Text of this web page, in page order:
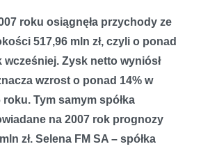
roku osiągnęła przychody ze
517,96 mln zł, czyli o ponad
wcześniej. Zysk netto wyniósł
wzrost o ponad 14% w
Tym samym spółka
na 2007 rok prognozy
zł. Selena FM SA – spółka